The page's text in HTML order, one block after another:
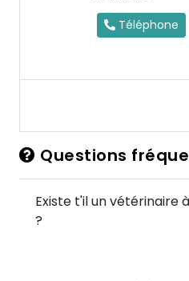
Téléphone
Questions
Existe t'il un vétérinaire
?